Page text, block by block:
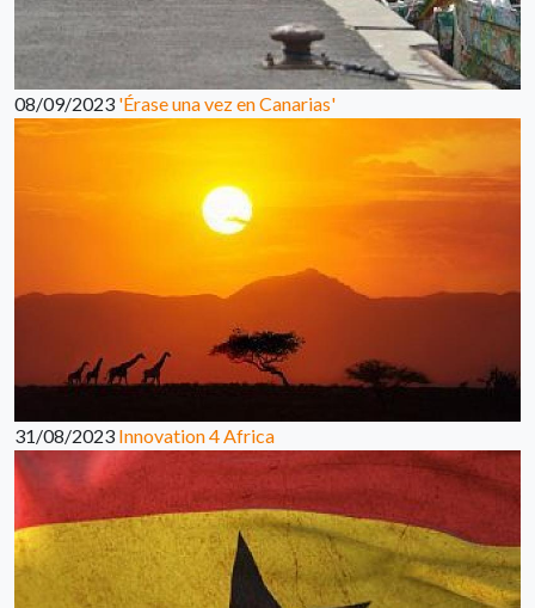
08/09/2023 'Érase una vez en Canarias'
31/08/2023 Innovation 4 Africa